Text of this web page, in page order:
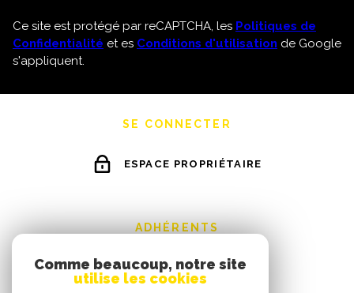
Ce site est protégé par reCAPTCHA, les Politiques de
Confidentialité et es Conditions d'utilisation de Google
s'appliquent.
SE CONNECTER
ESPACE PROPRIÉTAIRE
ADHÉRENTS
Comme beaucoup, notre site
utilise les cookies